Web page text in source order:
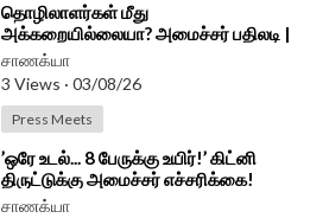
⁣தொழிலாளர்கள் மீது
அக்கறையில்லையா? அமைச்சர் பதிலடி |
Minister Parves Press Meet
சாணக்யா
3 Views · 03/08/26
Press Meets
⁣’ஒரே உடல்... 8 பேருக்கு உயிர்!’ கிட்னி
திருட்டுக்கு அமைச்சர் எச்சரிக்கை!
Minister ArunRaj Pressmeet
சாணக்யா